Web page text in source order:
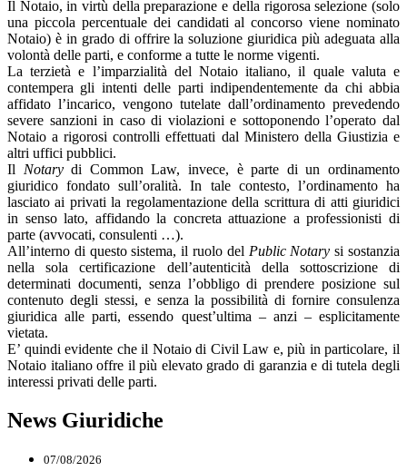
Il Notaio, in virtù della preparazione e della rigorosa selezione (solo
una piccola percentuale dei candidati al concorso viene nominato
Notaio) è in grado di offrire la soluzione giuridica più adeguata alla
volontà delle parti, e conforme a tutte le norme vigenti.
La terzietà e l’imparzialità del Notaio italiano, il quale valuta e
contempera gli intenti delle parti indipendentemente da chi abbia
affidato l’incarico, vengono tutelate dall’ordinamento prevedendo
severe sanzioni in caso di violazioni e sottoponendo l’operato dal
Notaio a rigorosi controlli effettuati dal Ministero della Giustizia e
altri uffici pubblici.
Il Notarydi Common Law, invece, è parte di un ordinamento
giuridico fondato sull’oralità. In tale contesto, l’ordinamento ha
lasciato ai privati la regolamentazione della scrittura di atti giuridici
in senso lato, affidando la concreta attuazione a professionisti di
parte (avvocati, consulenti …).
All’interno di questo sistema, il ruolo del Public Notary si sostanzia
nella sola certificazione dell’autenticità della sottoscrizione di
determinati documenti, senza l’obbligo di prendere posizione sul
contenuto degli stessi, e senza la possibilità di fornire consulenza
giuridica alle parti, essendo quest’ultima – anzi – esplicitamente
vietata.
E’ quindi evidente che il Notaio di Civil Law e, più in particolare, il
Notaio italiano offre il più elevato grado di garanzia e di tutela degli
interessi privati delle parti.
News Giuridiche
07/08/2026